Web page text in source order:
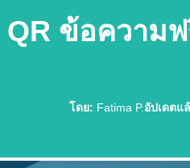
QR ข้อความ
โดย: Fatima P.อัปเดตแ